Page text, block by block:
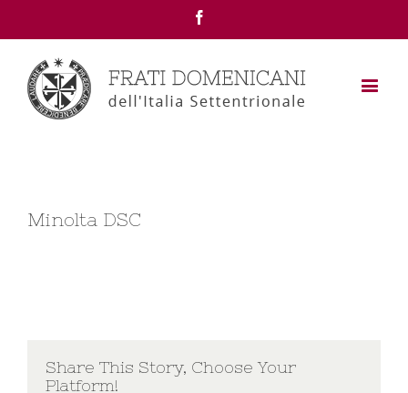
Minolta DSC
Share This Story, Choose Your
Platform!